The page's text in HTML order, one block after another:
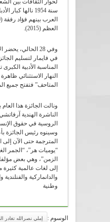
لحوار الثقافات بين
سنة 1954 نالها
العظم (2015).
وفي 28 الحالي،
في فايمار لتسليم
المناسبة الأدبية
النهار الاستثنائي
المتاحف” فتفتح جميع
ونالت الجائزة هذا
الناشرة الهندية
الروسية في حقوق
وسينوه رئيس الجائزة
المترجمة حتى الآن إلى
“يوميات هر”، “الجمر
الزمن”، وهي بعض
إلى لغات عالمية كثيرة
والدانماركية والفنلندية
وطنية
الوسوم : إملي نصرالله تغادر